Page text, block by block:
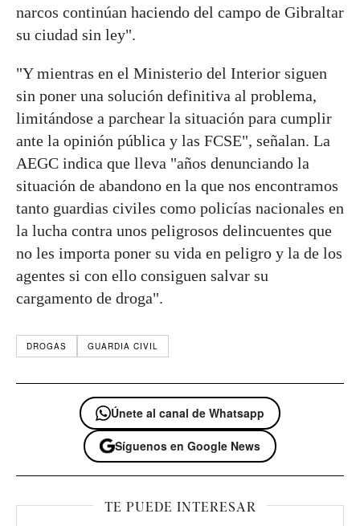
narcos continúan haciendo del campo de Gibraltar
su ciudad sin ley".
"Y mientras en el Ministerio del Interior siguen
sin poner una solución definitiva al problema,
limitándose a parchear la situación para cumplir
ante la opinión pública y las FCSE", señalan. La
AEGC indica que lleva "años denunciando la
situación de abandono en la que nos encontramos
tanto guardias civiles como policías nacionales en
la lucha contra unos peligrosos delincuentes que
no les importa poner su vida en peligro y la de los
agentes si con ello consiguen salvar su
cargamento de droga".
DROGAS GUARDIA CIVIL
Únete al canal de Whatsapp
Síguenos en Google News
TE PUEDE INTERESAR